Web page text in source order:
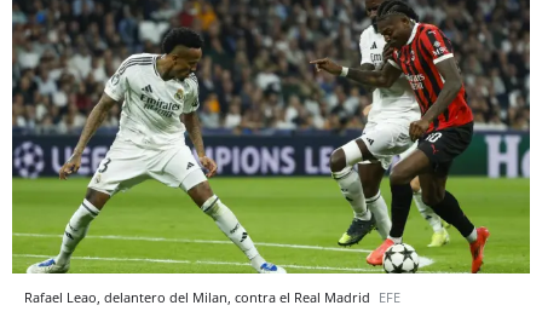
Rafael Leao, delantero del Milan, contra el Real Madrid EFE